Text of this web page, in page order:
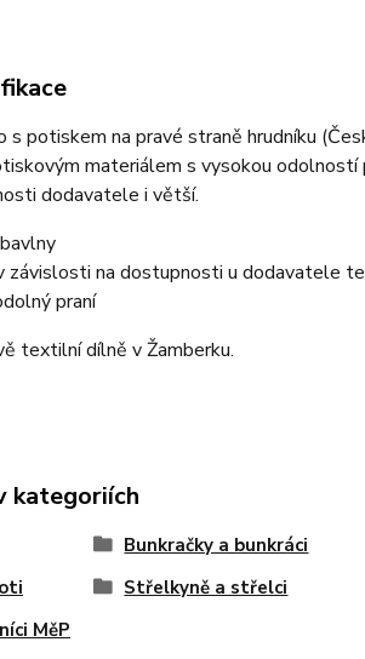
potiskem na pravé straně hrudníku
materiálem s vysokou
dodavatele i větší.
závislosti na dostupnosti u dodavatele
praní
textilní dílně v Žamberku.
kategoriích
Bunkračky a bunkráci
Střelkyně a střelci
MěP